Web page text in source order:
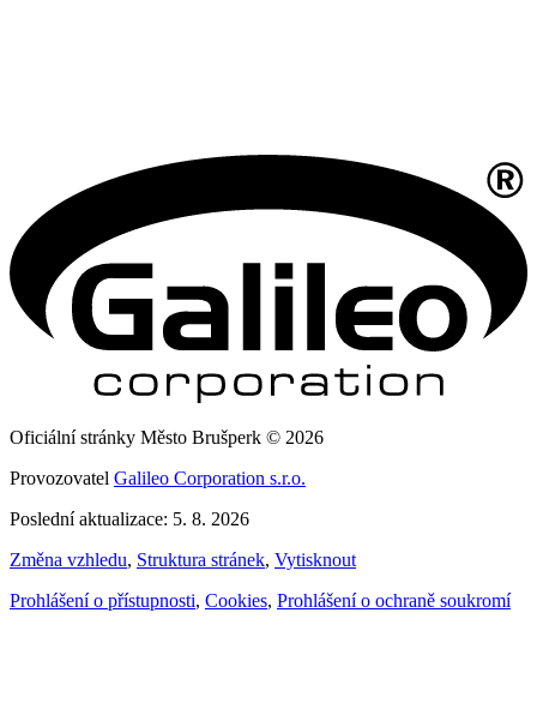
Oficiální stránky Město Brušperk © 2026
Provozovatel Galileo Corporation s.r.o.
Poslední aktualizace: 5. 8. 2026
Změna vzhledu, Struktura stránek, Vytisknout
Prohlášení o přístupnosti, Cookies, Prohlášení o ochraně soukromí